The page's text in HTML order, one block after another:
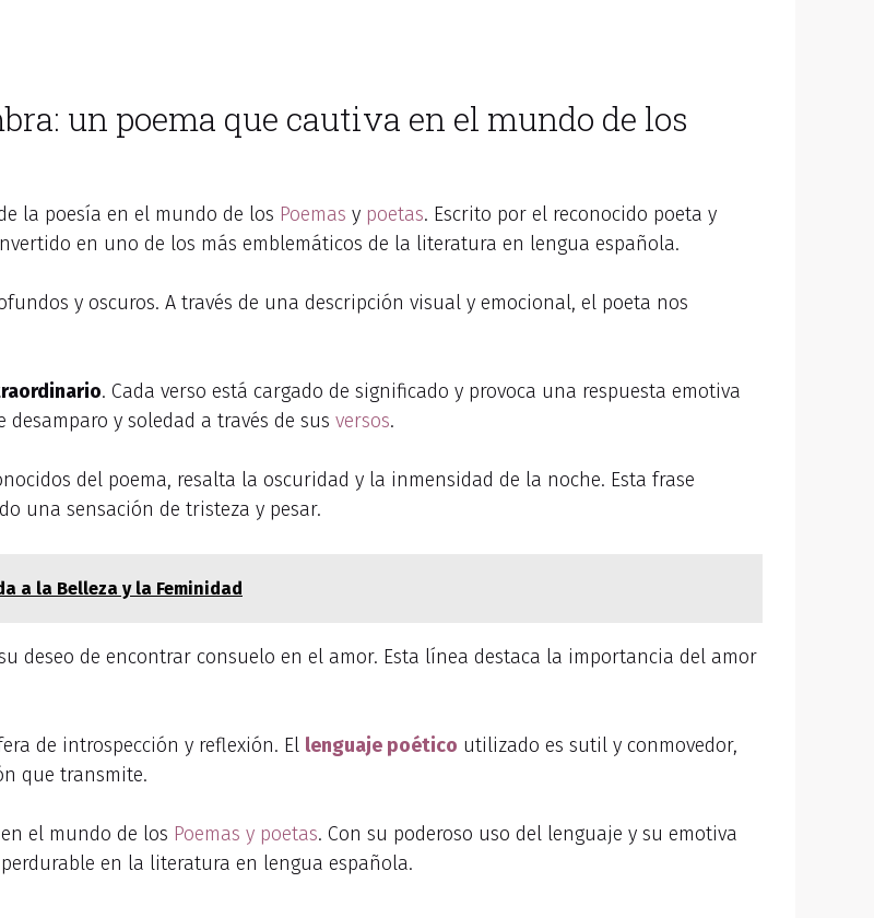
un poema que cautiva en el mundo de los
la poesía en el mundo de los Poemas y poetas. Escrito por el reconocido poeta y
en uno de los más emblemáticos de la literatura en lengua española.
y oscuros. A través de una descripción visual y emocional, el poeta nos
. Cada verso está cargado de significado y provoca una respuesta emotiva
y soledad a través de sus versos.
del poema, resalta la oscuridad y la inmensidad de la noche. Esta frase
una sensación de tristeza y pesar.
a la Belleza y la Feminidad
deseo de encontrar consuelo en el amor. Esta línea destaca la importancia del amor
de introspección y reflexión. El lenguaje poético utilizado es sutil y conmovedor,
que transmite.
el mundo de los Poemas y poetas. Con su poderoso uso del lenguaje y su emotiva
en la literatura en lengua española.